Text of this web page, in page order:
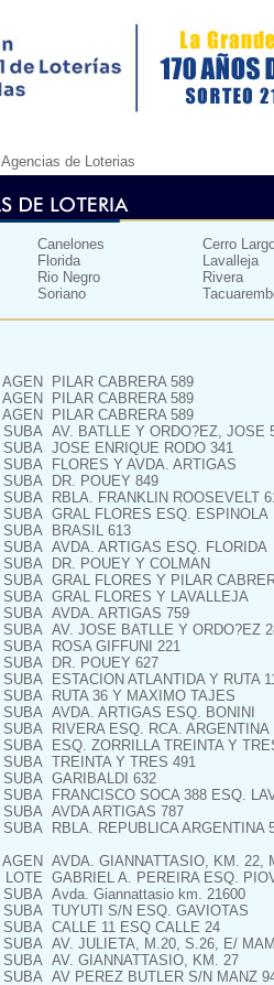
Agencias de Loterias
Canelones Cerro
Florida Lavalleja
Rio Negro Rivera
Soriano
AGEN PILAR CABRERA 589
AGEN PILAR CABRERA 589
AGEN PILAR CABRERA 589
SUBA AV. BATLLE Y ORDO?EZ, JOSE
SUBA JOSE ENRIQUE RODO 341
SUBA FLORES Y AVDA. ARTIGAS
SUBA DR. POUEY 849
SUBA RBLA. FRANKLIN ROOSEVELT
SUBA GRAL FLORES ESQ. ESPINOLA
SUBA BRASIL 613
SUBA AVDA. ARTIGAS ESQ. FLORIDA
SUBA DR. POUEY Y COLMAN
SUBA GRAL FLORES Y PILAR
SUBA GRAL FLORES Y LAVALLEJA
SUBA AVDA. ARTIGAS 759
SUBA AV. JOSE BATLLE Y ORDO?EZ
SUBA ROSA GIFFUNI 221
SUBA DR. POUEY 627
SUBA ESTACION ATLANTIDA Y RUTA
SUBA RUTA 36 Y MAXIMO TAJES
SUBA AVDA. ARTIGAS ESQ. BONINI
SUBA RIVERA ESQ. RCA. ARGENTINA
SUBA ESQ. ZORRILLA TREINTA Y
SUBA TREINTA Y TRES 491
SUBA GARIBALDI 632
SUBA FRANCISCO SOCA 388 ESQ.
SUBA AVDA ARTIGAS 787
SUBA RBLA. REPUBLICA ARGENTINA
AGEN AVDA. GIANNATTASIO, KM. 22,
LOTE GABRIEL A. PEREIRA ESQ.
SUBA Avda. Giannattasio km. 21600
SUBA TUYUTI S/N ESQ. GAVIOTAS
SUBA CALLE 11 ESQ CALLE 24
SUBA AV. JULIETA, M.20, S.26, E/
SUBA AV. GIANNATTASIO, KM. 27
SUBA AV PEREZ BUTLER S/N MANZ